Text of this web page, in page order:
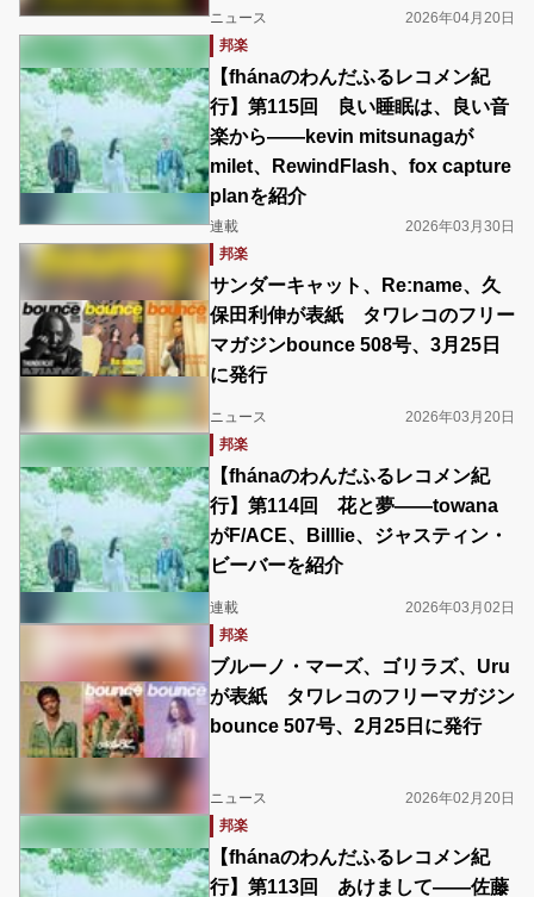
ニュース
2026年04月20日
邦楽
【fhánaのわんだふるレコメン紀
行】第115回 良い睡眠は、良い音
楽から――kevin mitsunagaが
milet、RewindFlash、fox capture
planを紹介
連載
2026年03月30日
邦楽
サンダーキャット、Re:name、久
保田利伸が表紙 タワレコのフリー
マガジンbounce 508号、3月25日
に発行
ニュース
2026年03月20日
邦楽
【fhánaのわんだふるレコメン紀
行】第114回 花と夢――towana
がF/ACE、Billlie、ジャスティン・
ビーバーを紹介
連載
2026年03月02日
邦楽
ブルーノ・マーズ、ゴリラズ、Uru
が表紙 タワレコのフリーマガジン
bounce 507号、2月25日に発行
ニュース
2026年02月20日
邦楽
【fhánaのわんだふるレコメン紀
行】第113回 あけまして――佐藤